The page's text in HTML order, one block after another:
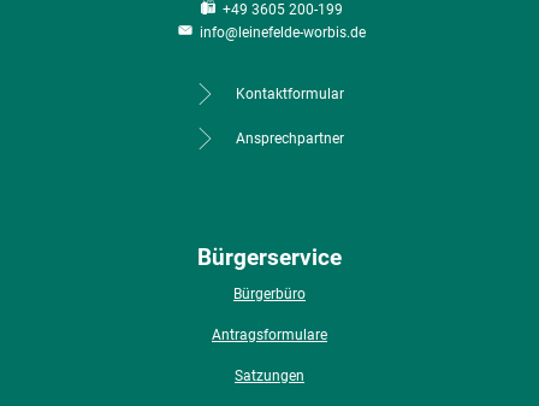
+49 3605 200-199
info@leinefelde-worbis.de
Kontaktformular
Ansprechpartner
Bürgerservice
Bürgerbüro
Antragsformulare
Satzungen